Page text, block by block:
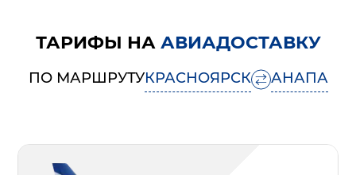
ТАРИФЫ НА АВИАДОСТАВКУ
ПО МАРШРУТУКРАСНОЯРСК АНАПА